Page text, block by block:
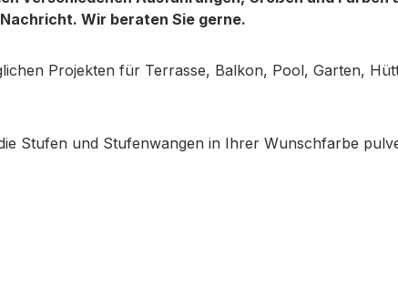
Wir beraten Sie gerne.
Projekten für Terrasse, Balkon, Pool, Garten,
Stufen und Stufenwangen in Ihrer Wunschfarbe